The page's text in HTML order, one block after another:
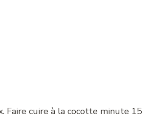
Faire cuire à la cocotte minute 15